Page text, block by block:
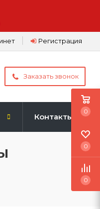
Регистрация
Заказать звонок
Контакты
0
0
0